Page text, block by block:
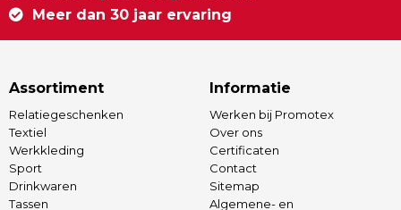
Meer dan 30 jaar ervaring
Assortiment
Relatiegeschenken
Textiel
Werkkleding
Sport
Drinkwaren
Tassen
Informatie
Werken bij Promotex
Over ons
Certificaten
Contact
Sitemap
Algemene- en